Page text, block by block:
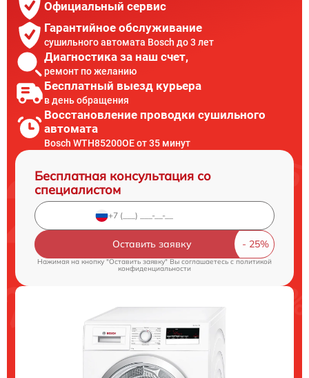
Официальный сервис
Гарантийное обслуживание
сушильного автомата Bosch до 3 лет
Диагностика за наш счет,
ремонт по желанию
Бесплатный выезд курьера
в день обращения
Восстановление проводки сушильного
автомата
Bosch WTH85200OE от 35 минут
Бесплатная консультация со
специалистом
Оставить заявку
Нажимая на кнопку "Оставить заявку" Вы соглашаетесь cполитикой
конфиденциальности